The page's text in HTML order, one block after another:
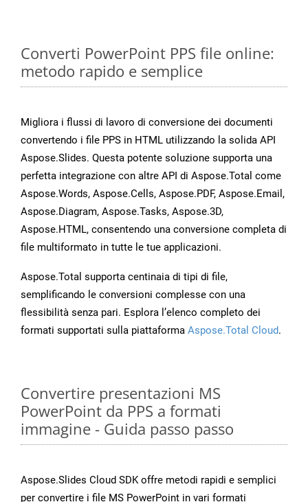
Converti PowerPoint PPS file online:
metodo rapido e semplice
Migliora i flussi di lavoro di conversione dei documenti
convertendo i file PPS in HTML utilizzando la solida API
Aspose.Slides. Questa potente soluzione supporta una
perfetta integrazione con altre API di Aspose.Total come
Aspose.Words, Aspose.Cells, Aspose.PDF, Aspose.Email,
Aspose.Diagram, Aspose.Tasks, Aspose.3D,
Aspose.HTML, consentendo una conversione completa di
file multiformato in tutte le tue applicazioni.
Aspose.Total supporta centinaia di tipi di file,
semplificando le conversioni complesse con una
flessibilità senza pari. Esplora l’elenco completo dei
formati supportati sulla piattaforma Aspose.Total Cloud.
Convertire presentazioni MS
PowerPoint da PPS a formati
immagine - Guida passo passo
Aspose.Slides Cloud SDK offre metodi rapidi e semplici
per convertire i file MS PowerPoint in vari formati